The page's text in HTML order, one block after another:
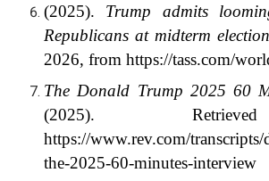
(2025). Trump admits
Republicans at midterm
2026, from https://tass.com/
The Donald Trump 2025 60
(2025).
https://www.rev.com/
the-2025-60-minutes-interview